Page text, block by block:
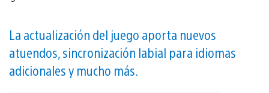
La actualización del juego aporta nuevos
atuendos, sincronización labial para idiomas
adicionales y mucho más.